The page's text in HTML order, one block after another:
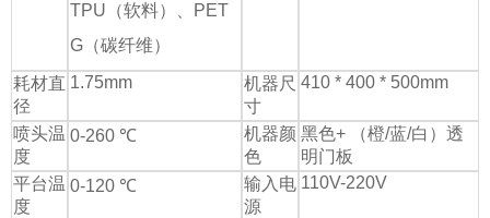
TPU（软料）、PET
G（碳纤维）
耗材直
径
1.75mm
机器尺
寸
410 * 400 * 500mm
喷头温
度
0-260 ℃
机器颜
色
黑色+ （橙/蓝/白）透
明门板
平台温
度
0-120 ℃
输入电
源
110V-220V